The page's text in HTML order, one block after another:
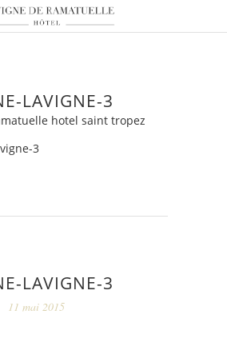
LAVIGNE-3
hotel saint tropez
3
LAVIGNE-3
11 mai 2015